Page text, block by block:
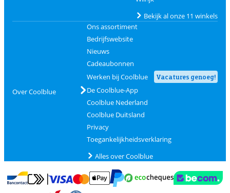
Bekijk al onze 11 winkels
Over Coolblue
Ons assortiment
Bedrijfswebsite
Nieuws
Cadeaubonnen
Werken bij Coolblue
Vacatures genoeg!
De Coolblue-App
Coolblue Nederland
Coolblue Duitsland
Privacy
Toegankelijkheidsverklaring
Alles over Coolblue
Betalen met MasterCard en Visa via ClickToPay